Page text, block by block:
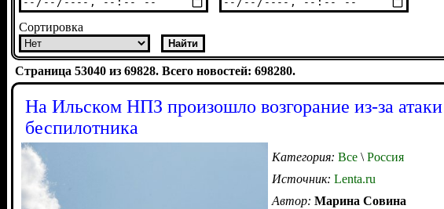
Сортировка
Страница 53040 из 69828. Всего новостей: 698280.
На Ильском НПЗ произошло возгорание из-за атаки
беспилотника
Категория: Все \ Россия
Источник: Lenta.ru
Автор: Марина Совина